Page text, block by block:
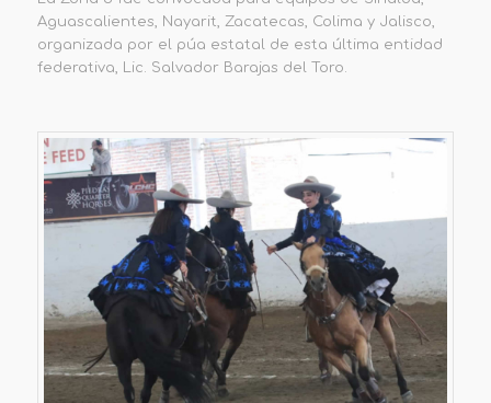
Aguascalientes, Nayarit, Zacatecas, Colima y Jalisco,
organizada por el púa estatal de esta última entidad
federativa, Lic. Salvador Barajas del Toro.